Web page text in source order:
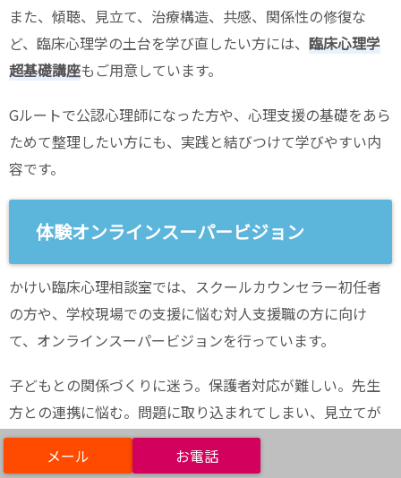
また、傾聴、見立て、治療構造、共感、関係性の修復な
ど、臨床心理学の土台を学び直したい方には、 臨床心理学
超基礎講座もご用意しています。
Gルートで公認心理師になった方や、心理支援の基礎をあら
ためて整理したい方にも、実践と結びつけて学びやすい内
容です。
体験オンラインスーパービジョン
かけい臨床心理相談室では、スクールカウンセラー初任者
の方や、学校現場での支援に悩む対人支援職の方に向け
て、オンラインスーパービジョンを行っています。
子どもとの関係づくりに迷う。保護者対応が難しい。先生
方との連携に悩む。問題に取り込まれてしまい、見立てが
硬くなっている気がする。